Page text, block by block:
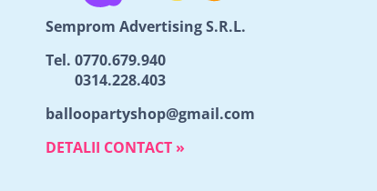
Semprom Advertising S.R.L.
Tel. 0770.679.940
0314.228.403
balloopartyshop@gmail.com
DETALII CONTACT »